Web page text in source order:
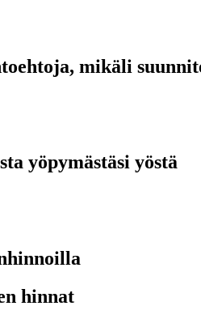
mikäli
yöpymästäsi yöstä
hinnat